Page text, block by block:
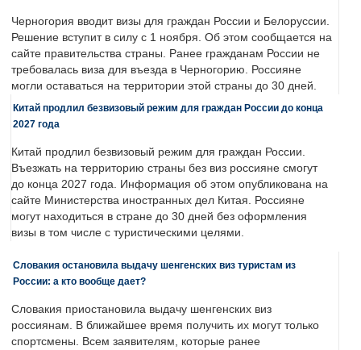
Черногория вводит визы для граждан России и Белоруссии.
Решение вступит в силу с 1 ноября. Об этом сообщается на
сайте правительства страны. Ранее гражданам России не
требовалась виза для въезда в Черногорию. Россияне
могли оставаться на территории этой страны до 30 дней.
Китай продлил безвизовый режим для граждан России до конца
2027 года
Китай продлил безвизовый режим для граждан России.
Въезжать на территорию страны без виз россияне смогут
до конца 2027 года. Информация об этом опубликована на
сайте Министерства иностранных дел Китая. Россияне
могут находиться в стране до 30 дней без оформления
визы в том числе с туристическими целями.
Словакия остановила выдачу шенгенских виз туристам из
России: а кто вообще дает?
Словакия приостановила выдачу шенгенских виз
россиянам. В ближайшее время получить их могут только
спортсмены. Всем заявителям, которые ранее